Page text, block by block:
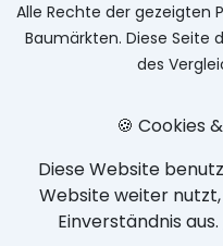
Alle Rechte der gezeigten
Baumärkten. Diese Seite
des
🍪 Cookies
Diese Website
Website weiter
Einverständnis aus.